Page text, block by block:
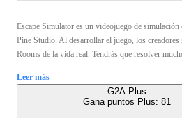
Escape Simulator es un videojuego de
Pine Studio. Al desarrollar el juego, los creadores
Rooms de la vida real. Tendrás que resolver
Leer más
G2A Plus
Gana puntos Plus: 81